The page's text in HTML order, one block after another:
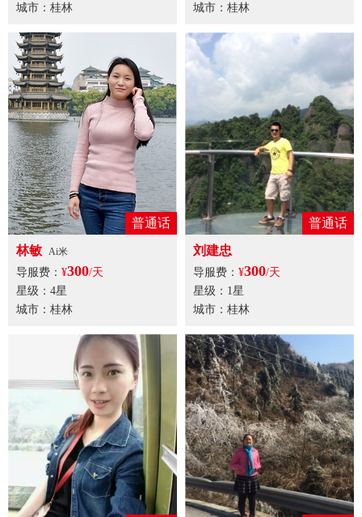
城市：桂林
城市：桂林
普通话
林敏 Ai米
导服费： ¥300/天
星级：4星
城市：桂林
普通话
刘建忠
导服费： ¥300/天
星级：1星
城市：桂林